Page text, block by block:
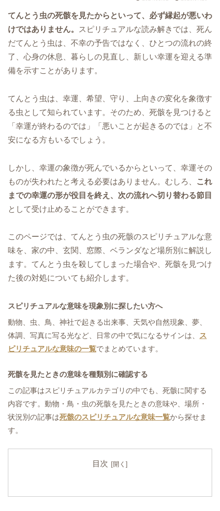
てんとう虫の死骸を見たからといって、必ず縁起が悪いわ
けではありません。
スピリチュアルな読み解きでは、死ん
だてんとう虫は、不幸の予告ではなく、ひとつの流れの終
了、心身の休息、暮らしの見直し、新しい幸運を迎える準
備を示すことがあります。
てんとう虫は、幸運、希望、守り、上向きの変化を象徴す
る虫として知られています。そのため、死骸を見つけると
「幸運が終わるのでは」「悪いことが起きるのでは」と不
安になる方もいるでしょう。
しかし、幸運の象徴が死んでいるからといって、幸運その
ものが失われたと考える必要はありません。むしろ、
これ
までの幸運の形が役目を終え、次の流れへ切り替わる節目
として受け止めることができます。
このページでは、てんとう虫の死骸のスピリチュアルな意
味を、家の中、玄関、窓際、ベランダなど場所別に解説し
ます。てんとう虫を殺してしまった場合や、死骸を見つけ
た後の対処についても紹介します。
スピリチュアルな意味を現象別に探したい方へ
動物、虫、鳥、神社で起きる出来事、天気や自然現象、夢、
体調、写真に写る光など、日常の中で気になるサインは、
ス
ピリチュアルな意味の一覧でまとめています。
死骸を見たときの意味を種類別に確認する
この記事はスピリチュアルカテゴリの中でも、死骸に関する
内容です。動物・鳥・虫の死骸を見たときの意味や、場所・
状況別の記事は死骸のスピリチュアルな意味一覧から探せま
す。
目次